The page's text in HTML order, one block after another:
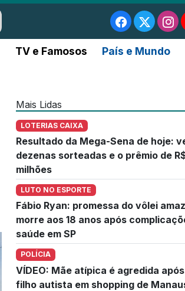
TV e Famosos País e Mundo
Mais Lidas
LOTERIAS CAIXA
Resultado da Mega-Sena de hoje:
dezenas sorteadas e o prêmio de
milhões
LUTO NO ESPORTE
Fábio Ryan: promessa do vôlei
morre aos 18 anos após
saúde em SP
POLÍCIA
VÍDEO: Mãe atípica é agredida
filho autista em shopping de